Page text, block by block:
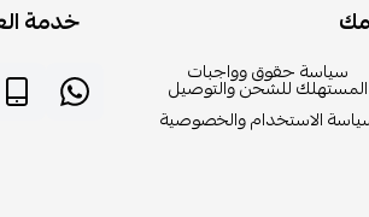
سياسة حقوق وواجبات
المستهلك للشحن والتوصيل
الاستخدام والخصوصية
خدمة